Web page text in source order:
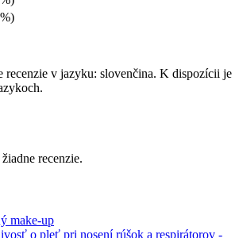
recenzie v jazyku: slovenčina. K dispozícii je
recenzie.
make-up
o pleť pri nosení rúšok a respirátorov -